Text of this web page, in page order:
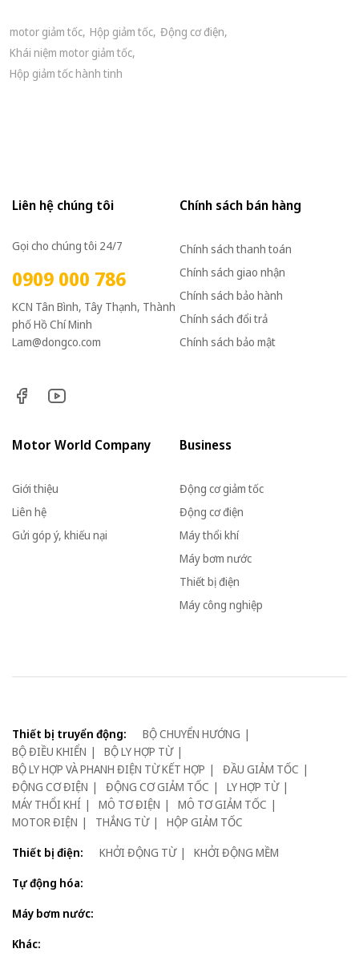
motor giảm tốc Hộp giảm tốc Động cơ điện
Khái niệm motor giảm tốc
Hộp giảm tốc hành tinh
Liên hệ chúng tôi
Gọi cho chúng tôi 24/7
0909 000 786
KCN Tân Bình, Tây Thạnh, Thành
phố Hồ Chí Minh
Lam@dongco.com
Chính sách bán hàng
Chính sách thanh toán
Chính sách giao nhận
Chính sách bảo hành
Chính sách đổi trả
Chính sách bảo mật
Motor World Company
Giới thiệu
Liên hệ
Gửi góp ý, khiếu nại
Business
Động cơ giảm tốc
Động cơ điện
Máy thổi khí
Máy bơm nước
Thiết bị điện
Máy công nghiệp
Thiết bị truyển động:
BỘ CHUYỂN HƯỚNG
BỘ ĐIỀU KHIỂN
BỘ LY HỢP TỪ
BỘ LY HỢP VÀ PHANH ĐIỆN TỪ KẾT HỢP
ĐẦU GIẢM TỐC
ĐỘNG CƠ ĐIỆN
ĐỘNG CƠ GIẢM TỐC
LY HỢP TỪ
MÁY THỔI KHÍ
MÔ TƠ ĐIỆN
MÔ TƠ GIẢM TỐC
MOTOR ĐIỆN
THẮNG TỪ
HỘP GIẢM TỐC
Thiết bị điện:
KHỞI ĐỘNG TỪ
KHỞI ĐỘNG MỀM
Tự động hóa:
Máy bơm nước:
Khác: